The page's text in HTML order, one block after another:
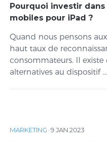
Pourquoi investir
mobiles pour iPad ?
Quand nous pensons
haut taux de
consommateurs. Il
alternatives au dispositif ...
MARKETING ·9 JAN 2023